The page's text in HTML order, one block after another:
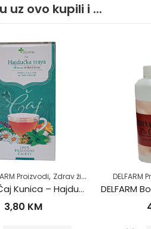
uz ovo kupili i ...
Proizvodi, Zdrav život
DELFARM Čaj Kunica – Hajdučka trava 50g
3,80 KM
DELFARM